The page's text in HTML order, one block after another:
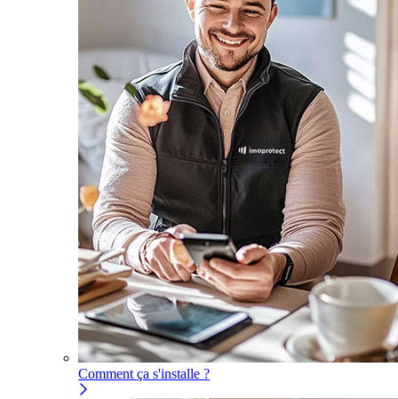
Comment ça s'installe ?